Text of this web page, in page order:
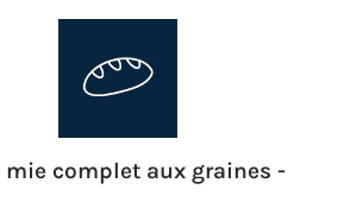
mie complet aux graines -